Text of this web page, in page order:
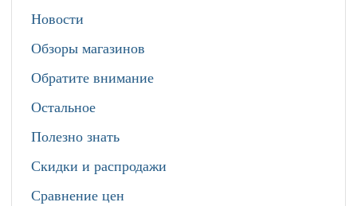
Новости
Обзоры магазинов
Обратите внимание
Остальное
Полезно знать
Скидки и распродажи
Сравнение цен